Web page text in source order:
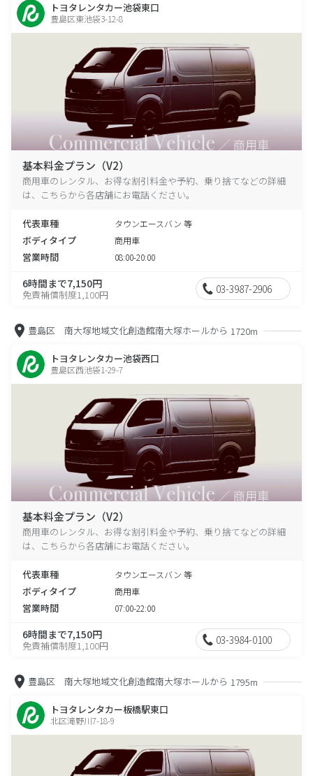
トヨタレンタカー池袋東口
豊島区東池袋3-12-8
基本料金プラン（V2）
商用車のレンタル、お得な割引料金や予約、乗り捨てなどの詳細
は、こちらから各店舗にお電話ください。
代表車種 タウンエースバン 等
ボディタイプ 商用車
営業時間 08:00-20:00
6時間まで7,150円
免責補償制度1,100円 03-3987-2906
豊島区 南大塚地域文化創造館南大塚ホールから 1720m
トヨタレンタカー池袋西口
豊島区西池袋1-29-7
基本料金プラン（V2）
商用車のレンタル、お得な割引料金や予約、乗り捨てなどの詳細
は、こちらから各店舗にお電話ください。
代表車種 タウンエースバン 等
ボディタイプ 商用車
営業時間 07:00-22:00
6時間まで7,150円
免責補償制度1,100円 03-3984-0100
豊島区 南大塚地域文化創造館南大塚ホールから 1795m
トヨタレンタカー板橋駅東口
北区滝野川7-18-9